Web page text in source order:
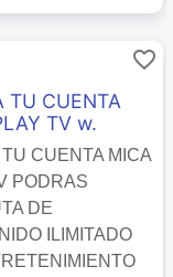
favorite_border
TU CUENTA
TV w.
CUENTA MICA
PODRAS
DE
ILIMITADO